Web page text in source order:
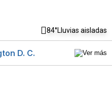
84°Lluvias aisladas
D. C.